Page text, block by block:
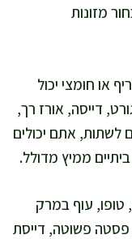
מזונות
או חומצי יכול
דייסה, אורז רך,
לשתות, אתם יכולים
ממיץ מדולל.
טופו, עוף במרק
פשוטה, דייסת